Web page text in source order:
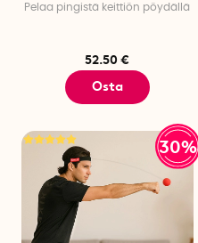
Pelaa pingistä keittiön pöydällä
52.50 €
Osta
30%